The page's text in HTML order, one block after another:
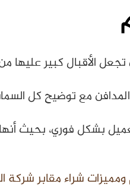
الأقبال كبير عليها
مع توضيح كل السمات
بشكل فوري، بحيث
شراء مقابر شركة